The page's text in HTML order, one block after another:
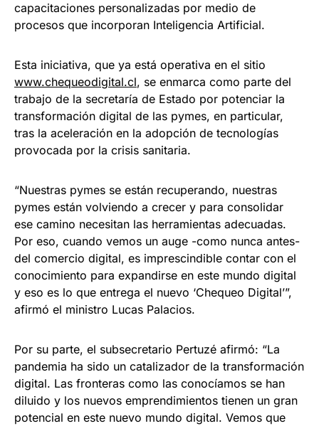
capacitaciones personalizadas por medio de
procesos que incorporan Inteligencia Artificial.
Esta iniciativa, que ya está operativa en el sitio
www.chequeodigital.cl, se enmarca como parte del
trabajo de la secretaría de Estado por potenciar la
transformación digital de las pymes, en particular,
tras la aceleración en la adopción de tecnologías
provocada por la crisis sanitaria.
“Nuestras pymes se están recuperando, nuestras
pymes están volviendo a crecer y para consolidar
ese camino necesitan las herramientas adecuadas.
Por eso, cuando vemos un auge -como nunca antes-
del comercio digital, es imprescindible contar con el
conocimiento para expandirse en este mundo digital
y eso es lo que entrega el nuevo ‘Chequeo Digital’”,
afirmó el ministro Lucas Palacios.
Por su parte, el subsecretario Pertuzé afirmó: “La
pandemia ha sido un catalizador de la transformación
digital. Las fronteras como las conocíamos se han
diluido y los nuevos emprendimientos tienen un gran
potencial en este nuevo mundo digital. Vemos que